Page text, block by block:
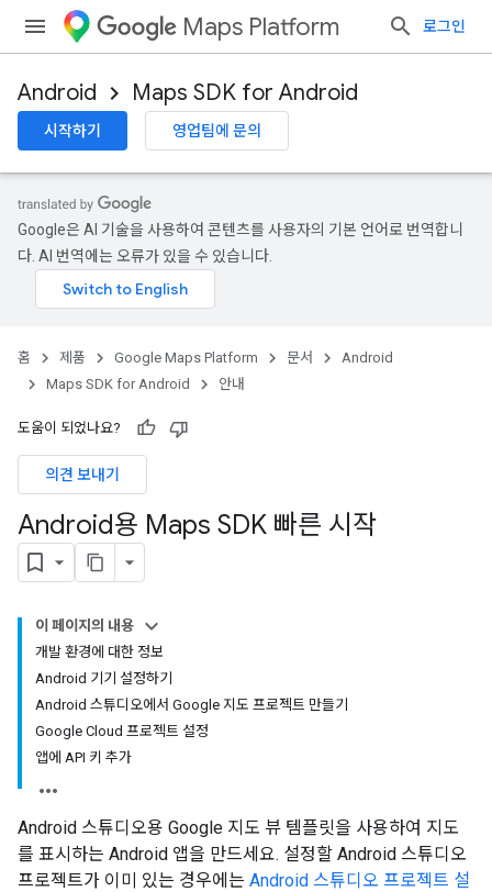
Maps Platform 로그인
Android Maps SDK for Android
시작하기 영업팀에 문의
Google은 AI 기술을 사용하여 콘텐츠를 사용자의 기본 언어로 번역합니
다. AI 번역에는 오류가 있을 수 있습니다.
홈 제품 Google Maps Platform 문서
Android
Maps SDK for Android
안내
도움이 되었나요?
의견 보내기
Android용 Maps SDK 빠른 시작
이 페이지의 내용
개발 환경에 대한 정보
Android 기기 설정하기
Android 스튜디오에서 Google 지도 프로젝트 만들기
Google Cloud 프로젝트 설정
앱에 API 키 추가
Android 스튜디오용 Google 지도 뷰 템플릿을 사용하여 지도
를 표시하는 Android 앱을 만드세요. 설정할 Android 스튜디오
프로젝트가 이미 있는 경우에는 Android 스튜디오 프로젝트 설